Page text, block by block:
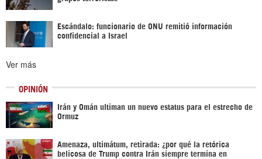
Escándalo: funcionario de ONU remitió información
confidencial a Israel
Ver más
OPINIÓN
Irán y Omán ultiman un nuevo estatus para el estrecho de
Ormuz
Amenaza, ultimátum, retirada: ¿por qué la retórica
belicosa de Trump contra Irán siempre termina en